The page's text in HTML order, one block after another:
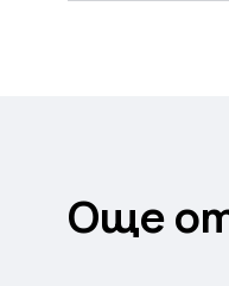
Още